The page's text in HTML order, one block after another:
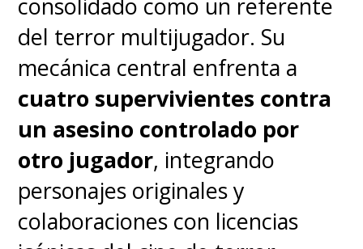
consolidado como un referente
del terror multijugador. Su
mecánica central enfrenta a
cuatro supervivientes contra
un asesino controlado por
otro jugador, integrando
personajes originales y
colaboraciones con licencias